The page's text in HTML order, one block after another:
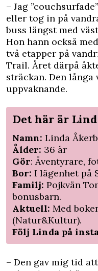
– Jag
eller tog in på
buss längst med
Hon hann också
två etapper på
Trail. Året därpå
sträckan. Den
uppvaknande.
Det här är
Namn: Linda
Ålder: 36 år
Gör: Äventyrare,
Bor: I lägenhet på
Familj: Pojkvän
bonusbarn.
Aktuell: Med
(Natur&Kultur).
Följ Linda på
– Den gav mig tid